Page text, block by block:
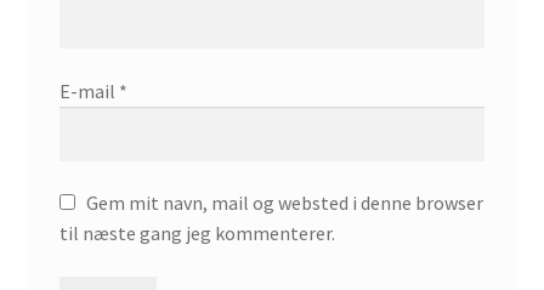
E-mail *
Gem mit navn, mail og websted i denne browser
til næste gang jeg kommenterer.